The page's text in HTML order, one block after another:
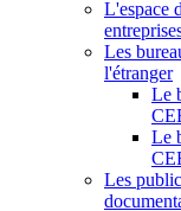
L'espace
Les
l'étranger
Le
Le
Les